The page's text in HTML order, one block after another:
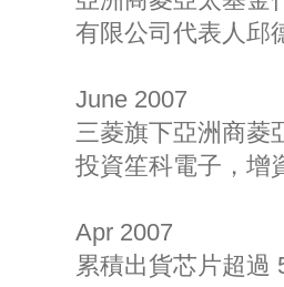
有限公司代表人邱
June 2007
三菱旗下亞洲商菱
投資笙科電子，增
Apr 2007
累積出貨芯片超過